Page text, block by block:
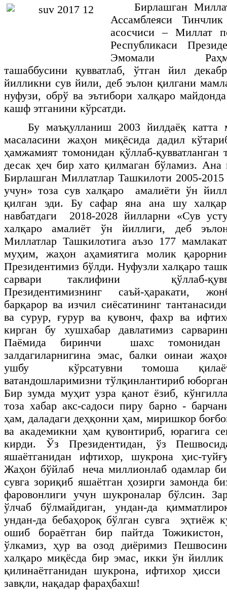
Бирлашган
Ассамблеяси
асосчиси – Миллат
Республикаси
Эмомали
ташаббусини қувватлаб, ўтган йил
йилликни сув йили, деб эълон қилгани
нуфузи, обрў ва эътибори халқаро
кашф этганини кўрсатди.
Бу маъқулланиш 2003 йилдаёқ катта
масаласини жаҳон миқёсида дадил
ҳамжамият томонидан қўллаб-қувватланган
десак ҳеч бир хато қилмаган бўламиз.
Бирлашган Миллатлар Ташкилоти 2005-
учун» тоза сув халқаро амалиёти ўн
қилган эди. Бу сафар яна ана шу
навбатдаги 2018-2028 йилларни «Сув
халқаро амалиёт ўн йиллиги, деб
Миллатлар Ташкилотига аъзо 177
муҳим, жаҳон аҳамиятига молик
Президентимиз бўлди. Нуфузли халқаро
сарвари таклифини қўллаб-
Президентимизнинг саъй-ҳаракати,
барқарор ва изчил сиёсатининг
ва сурур, ғурур ва қувонч, фахр ва
кирган бу хушхабар давлатимиз
Паёмида биринчи шахс томонидан
залдагиларнигина эмас, балки оинаи
ушбу кўрсатувни томоша
ватандошларимизни тўлқинлантириб
Бир зумда муҳит узра қанот ёзиб,
тоза хабар акс-садоси пиру барно -
ҳам, даладаги деҳқонни ҳам, миришкор
ва академикни ҳам қувонтириб, юрагига
кирди. Ўз Президентидан, ўз
яшаётганидан ифтихор, шукрона ҳис-
Жаҳон бўйлаб неча миллионлаб одамлар
сувга зориқиб яшаётган ҳозирги замонда
фаровонлиги учун шукроналар бўлсин.
ўлчаб бўлмайдиган, ундан-да
ундан-да бебаҳороқ бўлган сувга эҳтиёж
ошиб бораётган бир пайтда
ўлкамиз, ҳур ва озод диёримиз
халқаро миқёсда бир эмас, икки ўн
қилинаётганидан шукрона, ифтихор
завқли, нақадар фараҳбахш!